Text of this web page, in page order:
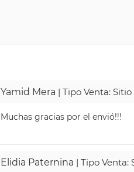
Yamid Mera | Tipo Venta:
Muchas gracias por el envió!!!
Elidia Paternina | Tipo Venta: